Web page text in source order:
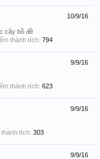
10/9/16
cây bồ đề
thành tích: 794
9/9/16
thành tích: 623
9/9/16
tích: 303
9/9/16